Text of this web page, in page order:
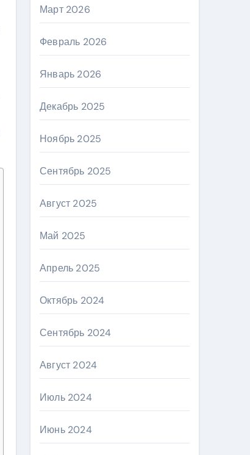
Март 2026
Февраль 2026
Январь 2026
Декабрь 2025
Ноябрь 2025
Сентябрь 2025
Август 2025
Май 2025
Апрель 2025
Октябрь 2024
Сентябрь 2024
Август 2024
Июль 2024
Июнь 2024